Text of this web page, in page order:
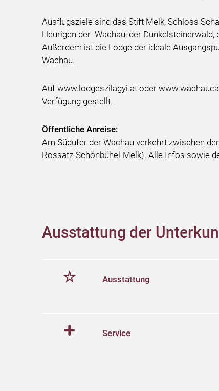
Ausflugsziele sind das Stift Melk, Schloss
Heurigen der Wachau, der
Außerdem ist die Lodge der ideale
Wachau.
Auf www.lodgeszilagyi.at oder
Verfügung gestellt.
Öffentliche Anreise:
Am Südufer der Wachau verkehrt zwischen
Rossatz-Schönbühel-Melk). Alle Infos sowie
Ausstattung der
Ausstattung
Service